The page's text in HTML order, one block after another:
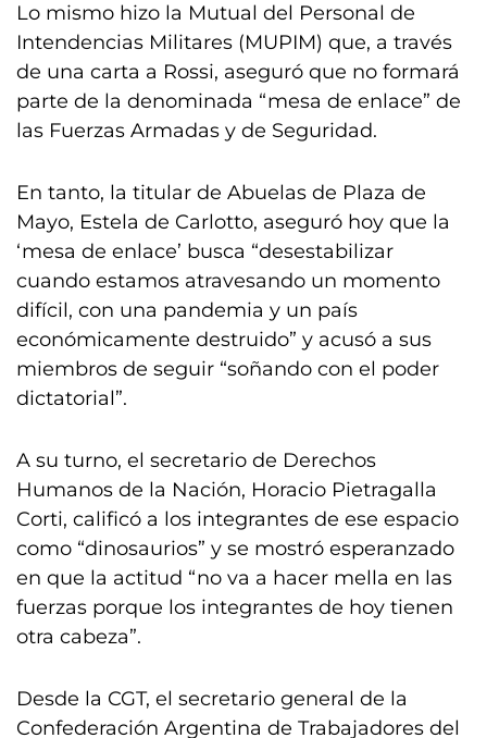
Lo mismo hizo la Mutual del Personal de
Intendencias Militares (MUPIM) que, a través
de una carta a Rossi, aseguró que no formará
parte de la denominada “mesa de enlace” de
las Fuerzas Armadas y de Seguridad.
En tanto, la titular de Abuelas de Plaza de
Mayo, Estela de Carlotto, aseguró hoy que la
‘mesa de enlace’ busca “desestabilizar
cuando estamos atravesando un momento
difícil, con una pandemia y un país
económicamente destruido” y acusó a sus
miembros de seguir “soñando con el poder
dictatorial”.
A su turno, el secretario de Derechos
Humanos de la Nación, Horacio Pietragalla
Corti, calificó a los integrantes de ese espacio
como “dinosaurios” y se mostró esperanzado
en que la actitud “no va a hacer mella en las
fuerzas porque los integrantes de hoy tienen
otra cabeza”.
Desde la CGT, el secretario general de la
Confederación Argentina de Trabajadores del